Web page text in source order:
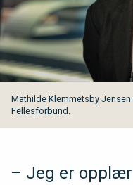
Mathilde Klemmetsby
Fellesforbund.
– Jeg er